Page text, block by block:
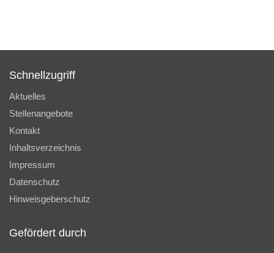
Schnellzugriff
Aktuelles
Stellenangebote
Kontakt
Inhaltsverzeichnis
Impressum
Datenschutz
Hinweisgeberschutz
Gefördert durch